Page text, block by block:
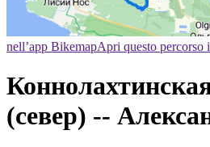
nell’app BikemapApri questo percorso
(север) --